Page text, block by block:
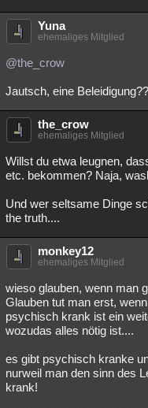
Yuna
ehemaliges Mitglied
@the_crow
Jautsch, eine
the_crow
ehemaliges Mitglied
Willst du etwa leugnen,
etc. bekommen? Naja,
Und wer seltsame Dinge
the truth....
monkey12
ehemaliges Mitglied
wieso glauben, wenn man
Glauben tut man erst,
psychisch krank ist ein
wozudas alles nötig ist....
es gibt psychisch kranke
nurweil man den sinn des
krank!